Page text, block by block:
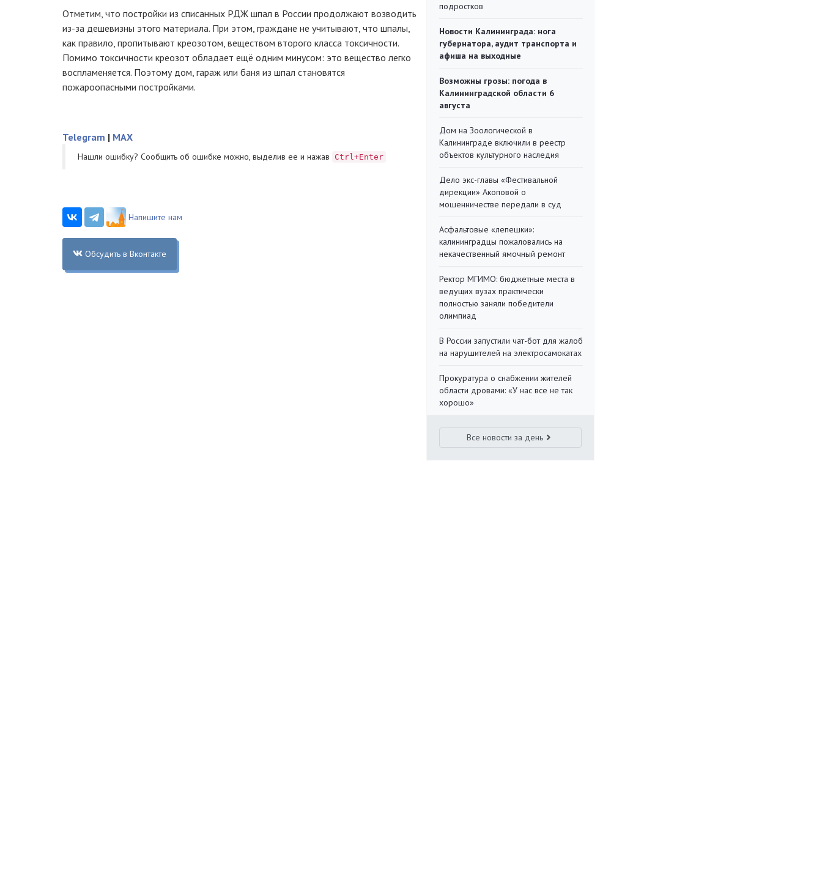
Отметим, что постройки из списанных РДЖ шпал в России продолжают возводить
из-за дешевизны этого материала. При этом, граждане не учитывают, что шпалы,
как правило, пропитывают креозотом, веществом второго класса токсичности.
Помимо токсичности креозот обладает ещё одним минусом: это вещество легко
воспламеняется. Поэтому дом, гараж или баня из шпал становятся
пожароопасными постройками.
Telegram | MAX
Нашли ошибку? Cообщить об ошибке можно, выделив ее и нажав Ctrl+Enter
Напишите нам
Обсудить в Вконтакте
подростков
Новости Калининграда: нога
губернатора, аудит транспорта и
афиша на выходные
Возможны грозы: погода в
Калининградской области 6
августа
Дом на Зоологической в
Калининграде включили в реестр
объектов культурного наследия
Дело экс-главы «Фестивальной
дирекции» Акоповой о
мошенничестве передали в суд
Асфальтовые «лепешки»:
калининградцы пожаловались на
некачественный ямочный ремонт
Ректор МГИМО: бюджетные места в
ведущих вузах практически
полностью заняли победители
олимпиад
В России запустили чат-бот для жалоб
на нарушителей на электросамокатах
Прокуратура о снабжении жителей
области дровами: «У нас все не так
хорошо»
Все новости за день